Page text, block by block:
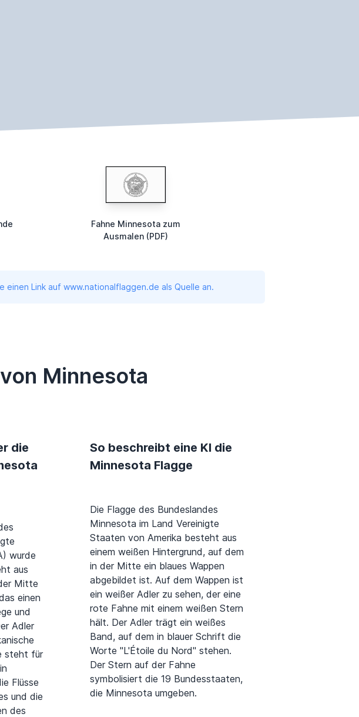
Fahne Minnesota zum
Ausmalen (PDF)
Link auf www.nationalflaggen.de als Quelle an.
Minnesota
die
wurde
aus
Mitte
einen
und
Adler
steht für
Flüsse
und die
des
So beschreibt eine KI die
Minnesota Flagge
Die Flagge des Bundeslandes
Minnesota im Land Vereinigte
Staaten von Amerika besteht aus
einem weißen Hintergrund, auf dem
in der Mitte ein blaues Wappen
abgebildet ist. Auf dem Wappen ist
ein weißer Adler zu sehen, der eine
rote Fahne mit einem weißen Stern
hält. Der Adler trägt ein weißes
Band, auf dem in blauer Schrift die
Worte "L'Étoile du Nord" stehen.
Der Stern auf der Fahne
symbolisiert die 19 Bundesstaaten,
die Minnesota umgeben.